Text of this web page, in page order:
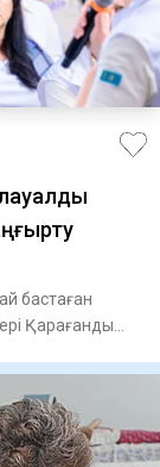
бастаған
Қарағанды